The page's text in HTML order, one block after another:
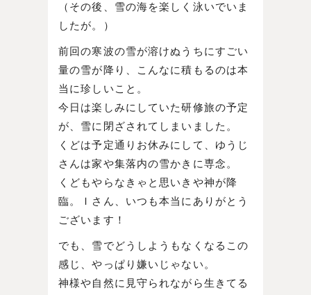
（その後、雪の海を楽しく泳いでいま
したが。）
前回の寒波の雪が溶けぬうちにすごい
量の雪が降り、こんなに積もるのは本
当に珍しいこと。
今日は楽しみにしていた研修旅の予定
が、雪に閉ざされてしまいました。
くどは予定通りお休みにして、ゆうじ
さんは家や集落内の雪かきに専念。
くどもやらなきゃと思いきや神が降
臨。Ｉさん、いつも本当にありがとう
ございます！
でも、雪でどうしようもなくなるこの
感じ、やっぱり嫌いじゃない。
神様や自然に見守られながら生きてる